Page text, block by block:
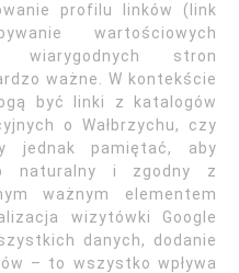
profilu linków (link
wartościowych
stron
ważne. W kontekście
być linki z katalogów
o Wałbrzychu, czy
jednak pamiętać, aby
naturalny i zgodny z
ważnym elementem
wizytówki Google
danych, dodanie
– to wszystko wpływa